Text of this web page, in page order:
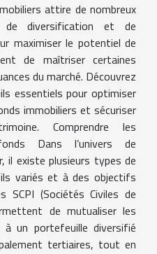
attire de nombreux
de diversification et de
maximiser le potentiel de
de maîtriser certaines
du marché. Découvrez
essentiels pour optimiser
immobiliers et sécuriser
Comprendre les
Dans l’univers de
il existe plusieurs types de
variés et à des objectifs
SCPI (Sociétés Civiles de
de mutualiser les
un portefeuille diversifié
tertiaires, tout en